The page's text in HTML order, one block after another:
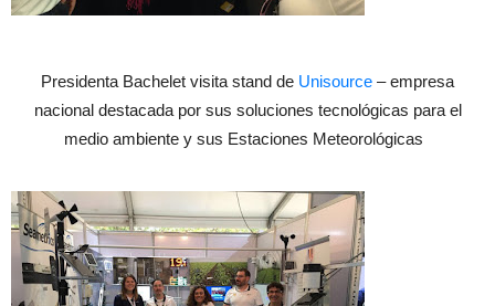
Presidenta Bachelet visita stand de Unisource – empresa
nacional destacada por sus soluciones tecnológicas para el
medio ambiente y sus Estaciones Meteorológicas